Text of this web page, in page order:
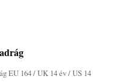
EU 164 / UK 14 év / US 14